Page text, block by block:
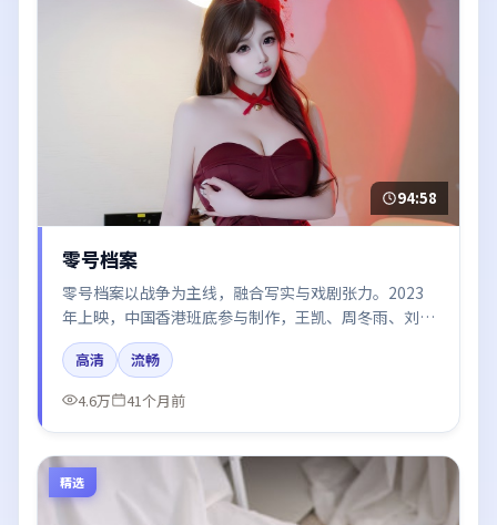
94:58
零号档案
零号档案以战争为主线，融合写实与戏剧张力。2023
年上映，中国香港班底参与制作，王凯、周冬雨、刘亦
菲、雷佳音在片中呈现细腻表演，影像风格统一，配乐
与剪辑强化了情绪曲线。
高清
流畅
4.6万
41个月前
精选